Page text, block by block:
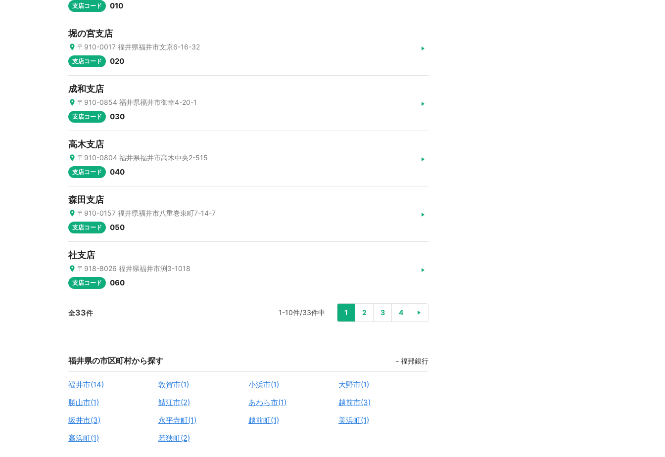
支店コード 010
堀の宮支店
〒910-0017 福井県福井市文京6-16-32
支店コード 020
成和支店
〒910-0854 福井県福井市御幸4-20-1
支店コード 030
高木支店
〒910-0804 福井県福井市高木中央2-515
支店コード 040
森田支店
〒910-0157 福井県福井市八重巻東町7-14-7
支店コード 050
社支店
〒918-8026 福井県福井市渕3-1018
支店コード 060
全33件 1-10件/33件中 1 2 3 4
福井県の市区町村から探す 福邦銀行
福井市(14) 敦賀市(1) 小浜市(1)
大野市(1)
勝山市(1)
鯖江市(2) あわら市(1)
越前市(3)
坂井市(3)
永平寺町(1) 越前町(1)
美浜町(1)
高浜町(1)
若狭町(2)